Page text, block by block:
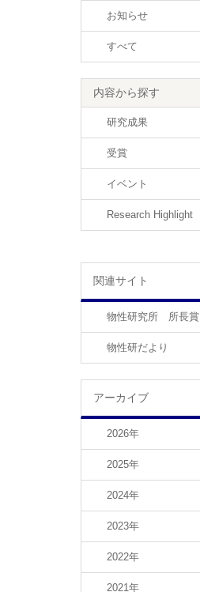
お知らせ
すべて
内容から探す
研究成果
受賞
イベント
Research Highlight
関連サイト
物性研究所 所長賞
物性研だより
アーカイブ
2026年
2025年
2024年
2023年
2022年
2021年